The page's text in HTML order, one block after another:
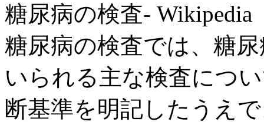
糖尿病の検査- Wikipedia
糖尿病の検査では、糖
いられる主な検査につ
断基準を明記したうえ